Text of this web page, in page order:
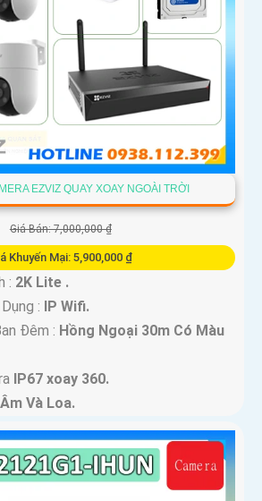
EZVIZ QUAY XOAY NGOÀI TRỜI
Giá Bán: 7,000,000 ₫
Khuyến Mại: 5,900,000 ₫
: 2K Lite .
: IP Wifi.
Đêm : Hồng Ngoại 30m Có Màu
IP67 xoay 360.
Và Loa.